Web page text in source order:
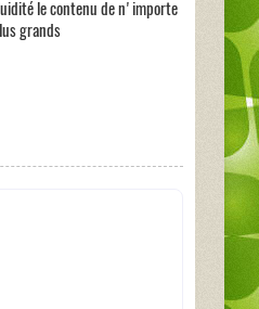
le contenu de n'importe
grands